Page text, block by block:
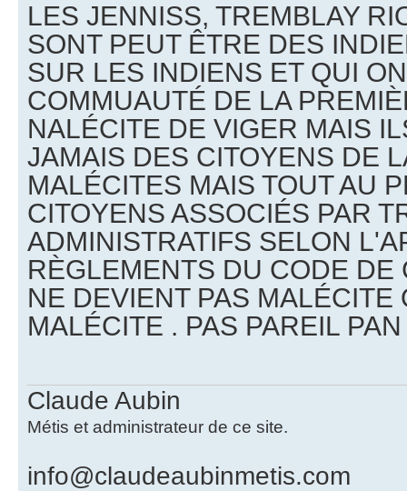
LES JENNISS, TREMBLAY
SONT PEUT ÊTRE DES
SUR LES INDIENS ET QUI
COMMUAUTÉ DE LA
NALÉCITE DE VIGER MAIS
JAMAIS DES CITOYENS DE
MALÉCITES MAIS TOUT AU
CITOYENS ASSOCIÉS PAR
ADMINISTRATIFS SELON
RÈGLEMENTS DU CODE DE
NE DEVIENT PAS MALÉCITE
MALÉCITE . PAS PAREIL
Claude Aubin
Métis et administrateur de ce site.
info@claudeaubinmetis.com